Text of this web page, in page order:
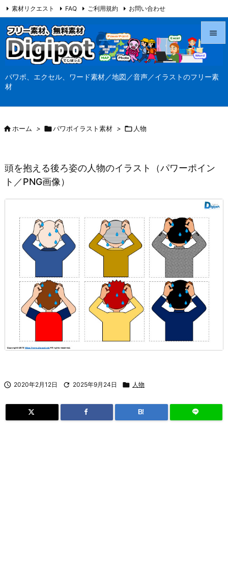
パワポ、エクセル、ワード素材／地図／音声／イラストのフリー素
材



検索
素材リクエスト FAQ ご利用規約 お問い合わせ
当サイト（Digipot.net）について
ホーム > パワポイラスト素材 >  人物
頭を抱える後ろ姿の人物のイラスト（パワーポイン
ト／PNG画像）
 2020年2月12日  2025年9月24日  人物
B!